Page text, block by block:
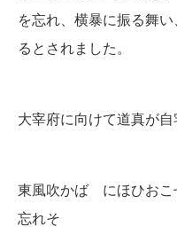
を忘れ、横暴に振る舞
るとされました。
大宰府に向けて道真が
東風吹かば にほひお
忘れそ